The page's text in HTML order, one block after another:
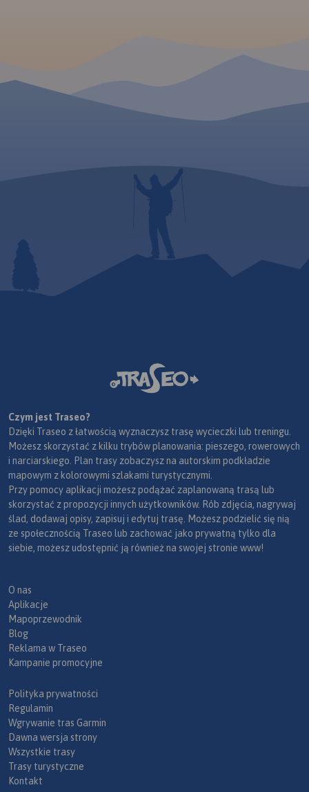
Czym jest Traseo?
Dzięki Traseo z łatwością wyznaczysz trasę wycieczki lub treningu.
Możesz skorzystać z kilku trybów planowania: pieszego, rowerowych
i narciarskiego. Plan trasy zobaczysz na autorskim podkładzie
mapowym z kolorowymi szlakami turystycznymi.
Przy pomocy aplikacji możesz podążać zaplanowaną trasą lub
skorzystać z propozycji innych użytkowników. Rób zdjęcia, nagrywaj
ślad, dodawaj opisy, zapisuj i edytuj trasę. Możesz podzielić się nią
ze społecznością Traseo lub zachować jako prywatną tylko dla
siebie, możesz udostępnić ją również na swojej stronie www!
O nas
Aplikacje
Mapoprzewodnik
Blog
Reklama w Traseo
Kampanie promocyjne
Polityka prywatności
Regulamin
Wgrywanie tras Garmin
Dawna wersja strony
Wszystkie trasy
Trasy turystyczne
Kontakt